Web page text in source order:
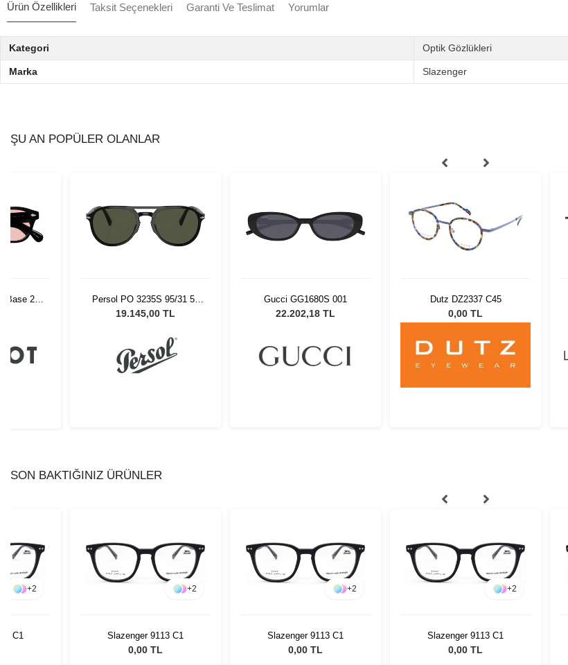
Ürün Özellikleri Taksit Seçenekleri Garanti Ve Teslimat Yorumlar
Kategori Optik Gözlükleri
Marka Slazenger
ŞU AN POPÜLER OLANLAR
Base 2
Persol PO 3235S 95/31 55
Unisex Güneş Gözlüğü
19.145,00 TL
Gucci GG1680S 001
22.202,18 TL
Dutz DZ2337 C45
0,00 TL
SON BAKTIĞINIZ ÜRÜNLER
+2
C1
+2
Slazenger 9113 C1
0,00 TL
+2
Slazenger 9113 C1
0,00 TL
+2
Slazenger 9113 C1
0,00 TL